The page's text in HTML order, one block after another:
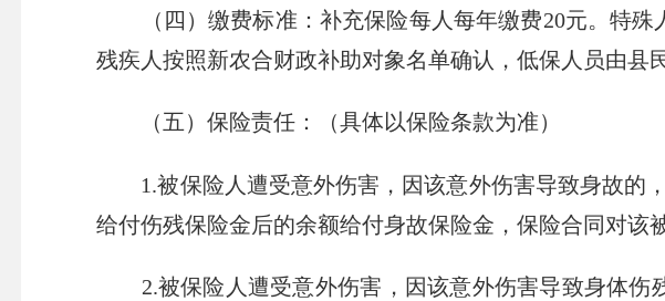
（四）缴费标准：补充保险每人每年缴费20元。特殊
残疾人按照新农合财政补助对象名单确认，低保人员由县
（五）保险责任：（具体以保险条款为准）
1.被保险人遭受意外伤害，因该意外伤害导致身故的
给付伤残保险金后的余额给付身故保险金，保险合同对该
2.被保险人遭受意外伤害，因该意外伤害导致身体伤